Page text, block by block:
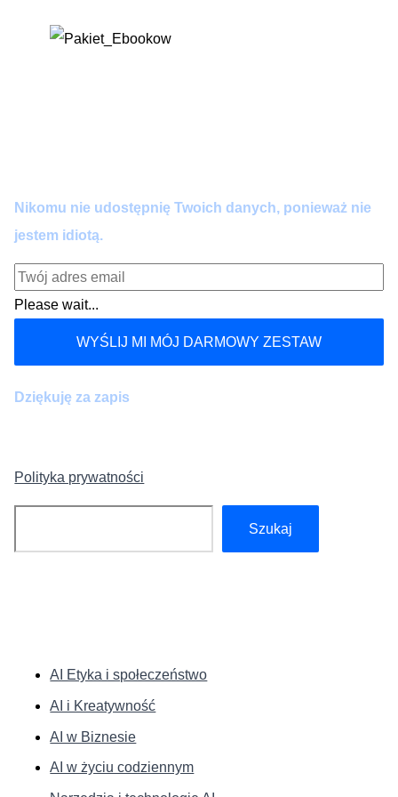
Nikomu nie udostępnię Twoich danych, ponieważ nie
jestem idiotą.
Please wait...
WYŚLIJ MI MÓJ DARMOWY ZESTAW
Dziękuję za zapis
Polityka prywatności
Szukaj
AI Etyka i społeczeństwo
AI i Kreatywność
AI w Biznesie
AI w życiu codziennym